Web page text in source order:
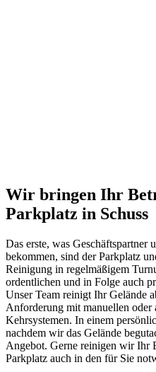
Wir bringen Ihr
Parkplatz in Schuss
Das erste, was Geschäftspartner
bekommen, sind der Parkplatz
Reinigung in regelmäßigem
ordentlichen und in Folge auch
Unser Team reinigt Ihr Gelände
Anforderung mit manuellen oder
Kehrsystemen. In einem
nachdem wir das Gelände
Angebot. Gerne reinigen wir Ihr
Parkplatz auch in den für Sie